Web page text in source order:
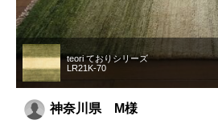
teori ておりシリーズ
LR21K-70
神奈川県 M様